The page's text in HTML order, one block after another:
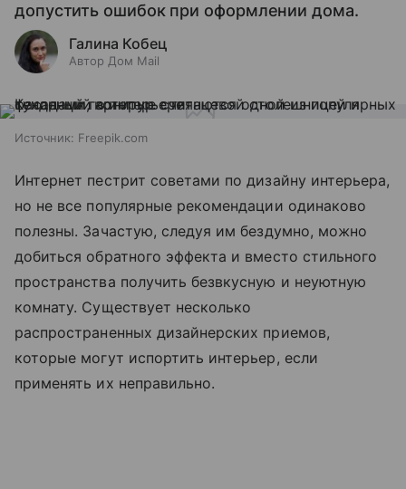
допустить ошибок при оформлении дома.
Галина Кобец
Автор Дом Mail
Источник: Freepik.com
Интернет пестрит советами по дизайну интерьера,
но не все популярные рекомендации одинаково
полезны. Зачастую, следуя им бездумно, можно
добиться обратного эффекта и вместо стильного
пространства получить безвкусную и неуютную
комнату. Существует несколько
распространенных дизайнерских приемов,
которые могут испортить интерьер, если
применять их неправильно.